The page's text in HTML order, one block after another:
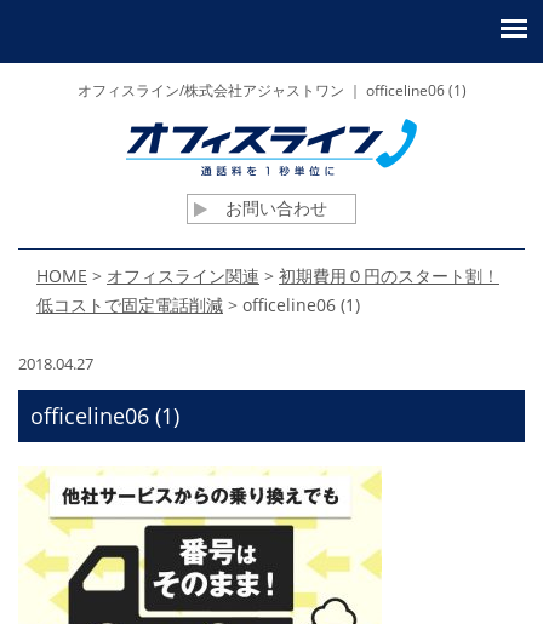
オフィスライン/株式会社アジャストワン ｜ officeline06 (1)
お問い合わせ
HOME > オフィスライン関連 > 初期費用０円のスタート割！
低コストで固定電話削減 > officeline06 (1)
2018.04.27
officeline06 (1)